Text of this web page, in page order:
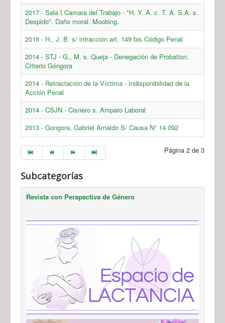
2017 - Sala I Camara del Trabajo - "H. Y. A. c. T. A. S.A. s.
Despido". Daño moral. Moobing.
2016 - H., J. B. s/ infracción art. 149 bis Código Penal
2014 - STJ - G., M. s. Queja - Denegación de Probation.
Criterio Góngora
2014 - Retractación de la Víctima - Indisponibilidad de la
Acción Penal
2014 - CSJN - Cisnero s. Amparo Laboral
2013 - Gongora, Gabriel Arnaldo S/ Causa N° 14.092
Página 2 de 3
Subcategorías
Revista con Perspectiva de Género